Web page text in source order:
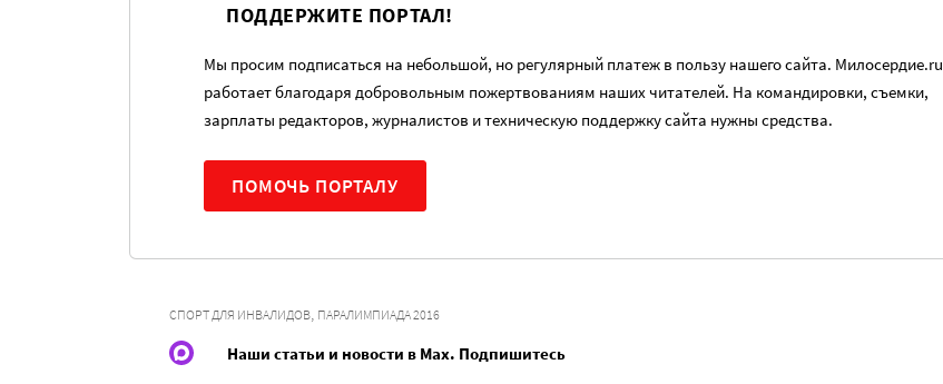
ПОДДЕРЖИТЕ ПОРТАЛ!
Мы просим подписаться на небольшой, но регулярный платеж в пользу нашего сайта. Милосердие.ru
работает благодаря добровольным пожертвованиям наших читателей. На командировки, съемки,
зарплаты редакторов, журналистов и техническую поддержку сайта нужны средства.
ПОМОЧЬ ПОРТАЛУ
СПОРТ ДЛЯ ИНВАЛИДОВ, ПАРАЛИМПИАДА 2016
Наши статьи и новости в Max. Подпишитесь